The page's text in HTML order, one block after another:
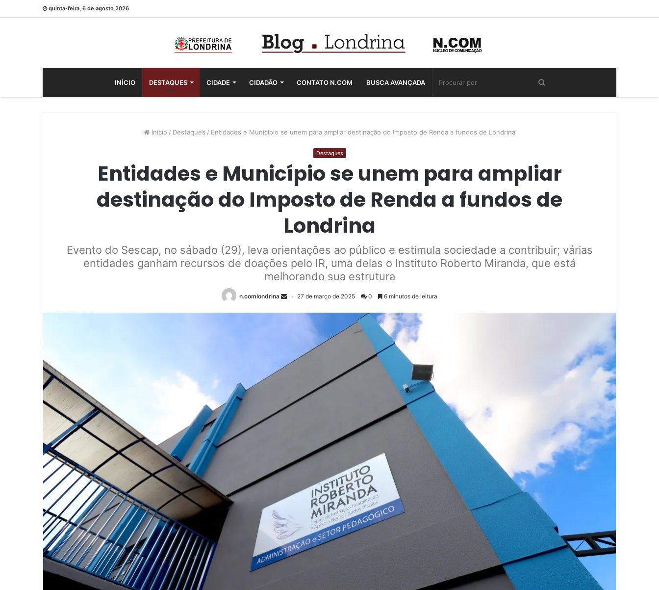
quinta-feira, 6 de agosto 2026
INÍCIO DESTAQUES CIDADE CIDADÃO CONTATO N.COM BUSCA AVANÇADA
Início / Destaques / Entidades e Município se unem para ampliar destinação do Imposto de Renda a fundos de Londrina
Destaques
Entidades e Município se unem para ampliar
destinação do Imposto de Renda a fundos de
Londrina
Evento do Sescap, no sábado (29), leva orientações ao público e estimula sociedade a contribuir; várias
entidades ganham recursos de doações pelo IR, uma delas o Instituto Roberto Miranda, que está
melhorando sua estrutura
n.comlondrina 27 de março de 2025 0 6 minutos de leitura